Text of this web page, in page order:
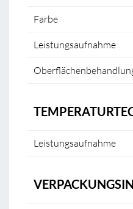
Farbe
Leistungsaufnahme
Leistungsaufnahme